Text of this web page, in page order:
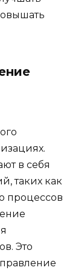
в себя
таких как
процессов
Это